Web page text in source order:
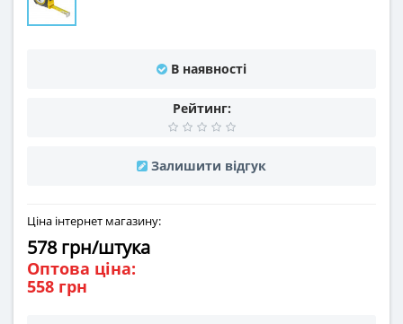
В наявності
Рейтинг:
Залишити відгук
Ціна інтернет магазину:
578 грн/штука
Оптова ціна:
558 грн